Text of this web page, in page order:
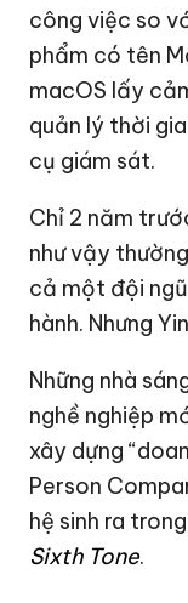
công việc so
phẩm có tên
macOS lấy
quản lý thời
cụ giám sát.
Chỉ 2 năm
như vậy
cả một đội
hành. Nhưng
Những nhà
nghề nghiệp
xây dựng
Person
hệ sinh ra
Sixth Tone.